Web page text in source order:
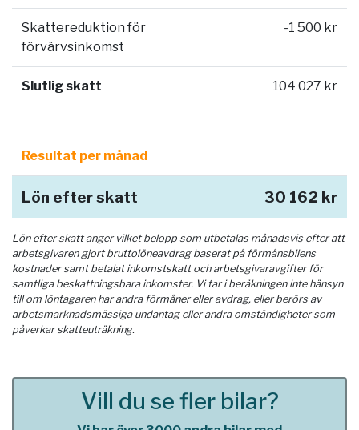
Skattereduktion för
förvärvsinkomst
-1 500 kr
Slutlig skatt 104 027 kr
Resultat per månad
Lön efter skatt 30 162 kr
Lön efter skatt anger vilket belopp som utbetalas månadsvis efter att
arbetsgivaren gjort bruttolöneavdrag baserat på förmånsbilens
kostnader samt betalat inkomstskatt och arbetsgivaravgifter för
samtliga beskattningsbara inkomster. Vi tar i beräkningen inte hänsyn
till om löntagaren har andra förmåner eller avdrag, eller berörs av
arbetsmarknadsmässiga undantag eller andra omständigheter som
påverkar skatteuträkning.
Vill du se fler bilar?